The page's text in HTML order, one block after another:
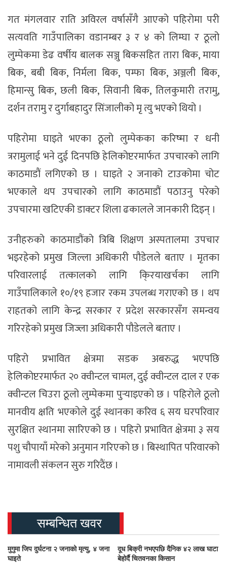
गत मंगलवार राति अविरल वर्षासँगै आएको पहिरोमा परी
सत्यवति गाउँपालिका वडानम्बर ३ र ४ को लिम्घा र ठूलो
लुम्पेकमा डेढ वर्षीय बालक सञ्जु बिकसहित तारा बिक, माया
बिक, बबी बिक, निर्मला बिक, पम्फा बिक, अञ्जली बिक,
हिमान्सु बिक, छली बिक, सिवानी बिक, तिलकुमारी तरामु,
दर्शन तरामु र दुर्गाबहादुर सिंजालीको मृ त्यु भएको थियो ।
पहिरोमा घाइते भएका ठूलो लुम्पेकका करिष्मा र धनी
त्ररामुलाई भने दुई दिनपछि हेलिकोप्टरमार्फत उपचारको लागि
काठमाडाैं लगिएको छ । घाइते २ जनाको टाउकोमा चोट
भएकाले थप उपचारको लागि काठमाडौं पठाउनु परेको
उपचारमा खटिएकी डाक्टर शिला ढकालले जानकारी दिइन् ।
उनीहरुको काठमाडौंको त्रिबि शिक्षण अस्पतालमा उपचार
भइरहेको प्रमुख जिल्ला अधिकारी पौडेलले बताए । मृतका
परिवारलाई तत्कालको लागि कि्रयाखर्चका लागि
गाउँपालिकाले १०/१९ हजार रकम उपलब्ध गराएको छ । थप
राहतको लागि केन्द्र सरकार र प्रदेश सरकारसँग समन्वय
गरिरहेको प्रमुख जिज्ला अधिकारी पौडेलले बताए ।
पहिरो प्रभावित क्षेत्रमा सडक अबरुद्ध भएपछि
हेलिकोप्टरमार्फत २० क्वीन्टल चामल, दुई क्वीन्टल दाल र एक
क्वीन्टल चिउरा ठूलो लुम्पेकमा पुर्‍याइएको छ । पहिरोले ठूलो
मानवीय क्षति भएकोले दुई स्थानका करिव ६ सय घरपरिवार
सुरक्षित स्थानमा सारिएको छ । पहिरो प्रभावित क्षेत्रमा ३ सय
पशु चौपायाँ मरेको अनुमान गरिएको छ । बिस्थापित परिवारको
नामावली संकलन सुरु गरिदैंछ ।
सम्बन्धित खवर
मुगुमा जिप दुर्घटना २ जनाको मृत्यु, ४ जना
घाइते
दूध बिक्री नभएपछि दैनिक ४२ लाख घाटा
बेहोर्दै चितवनका किसान